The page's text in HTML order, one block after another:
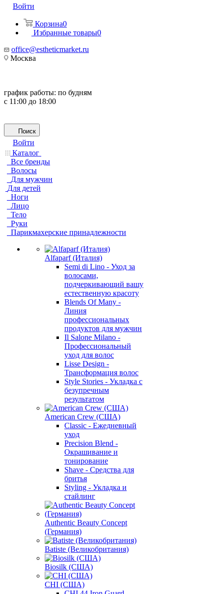
Войти
Корзина0
Избранные товары0
office@estheticmarket.ru
Москва
график работы: по будням
с 11:00 до 18:00
Поиск
Войти
Каталог
Все бренды
Волосы
Для мужчин
Для детей
Ноги
Лицо
Тело
Руки
Парикмахерские принадлежности
Alfaparf (Италия)
Semi di Lino - Уход за
волосами,
подчеркивающий вашу
естественную красоту
Blends Of Many -
Линия
профессиональных
продуктов для мужчин
Il Salone Milano -
Профессиональный
уход для волос
Lisse Design -
Трансформация волос
Style Stories - Укладка с
безупречным
результатом
American Crew (США)
Classic - Ежедневный
уход
Precision Blend -
Окрашивание и
тонирование
Shave - Средства для
бритья
Styling - Укладка и
стайлинг
Authentic Beauty Concept
(Германия)
Batiste (Великобритания)
Biosilk (США)
CHI (США)